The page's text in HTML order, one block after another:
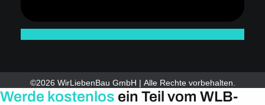
©2026 WirLiebenBau GmbH | Alle Rechte vorbehalten.
Werde kostenlos ein Teil vom WLB-